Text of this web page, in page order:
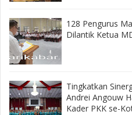
128 Pengurus
Dilantik Ketua
‎Tingkatkan
Andrei Angouw
Kader PKK se-